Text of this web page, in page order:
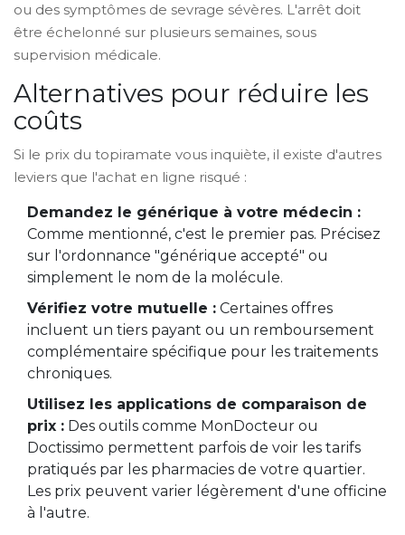
ou des symptômes de sevrage sévères. L'arrêt doit
être échelonné sur plusieurs semaines, sous
supervision médicale.
Alternatives pour réduire les
coûts
Si le prix du topiramate vous inquiète, il existe d'autres
leviers que l'achat en ligne risqué :
Demandez le générique à votre médecin :
Comme mentionné, c'est le premier pas. Précisez
sur l'ordonnance "générique accepté" ou
simplement le nom de la molécule.
Vérifiez votre mutuelle : Certaines offres
incluent un tiers payant ou un remboursement
complémentaire spécifique pour les traitements
chroniques.
Utilisez les applications de comparaison de
prix : Des outils comme MonDocteur ou
Doctissimo permettent parfois de voir les tarifs
pratiqués par les pharmacies de votre quartier.
Les prix peuvent varier légèrement d'une officine
à l'autre.